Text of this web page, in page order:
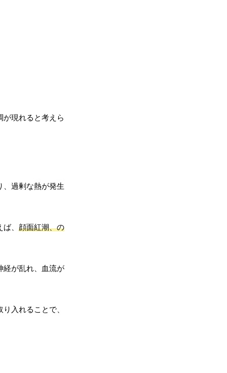
が現れると考えら
、過剰な熱が発生
、 顔面紅潮、の
経が乱れ、血流が
入れることで、